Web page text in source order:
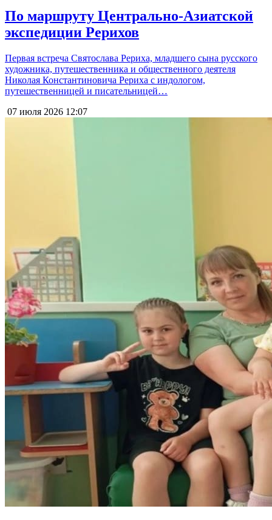
По маршруту Центрально-Азиатской
экспедиции Рерихов
Первая встреча Святослава Рериха, младшего сына русского
художника, путешественника и общественного деятеля
Николая Константиновича Рериха с индологом,
путешественницей и писательницей…
07 июля 2026 12:07